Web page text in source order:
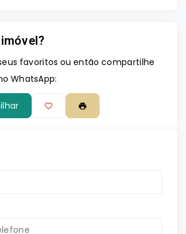
favoritos ou então compartilhe
WhatsApp: